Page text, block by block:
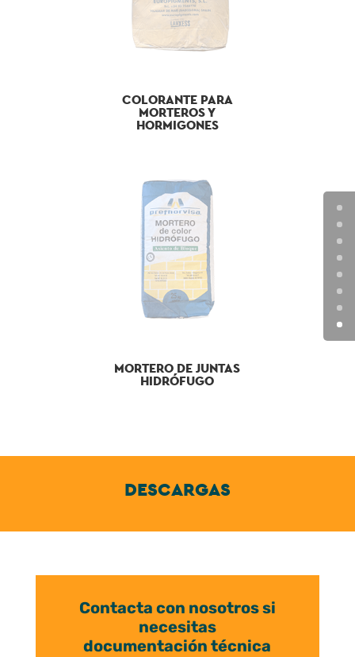
COLORANTE PARA
MORTEROS Y
HORMIGONES
MORTERO DE JUNTAS
HIDRÓFUGO
DESCARGAS
Contacta con nosotros si
necesitas
documentación técnica